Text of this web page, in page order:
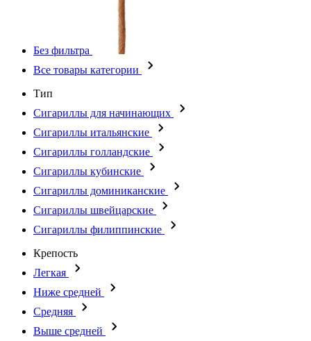
Без фильтра
Все товары категории
Тип
Сигариллы для начинающих
Сигариллы итальянские
Сигариллы голландские
Сигариллы кубинские
Сигариллы доминиканские
Сигариллы швейцарские
Сигариллы филиппинские
Крепость
Легкая
Ниже средней
Средняя
Выше средней